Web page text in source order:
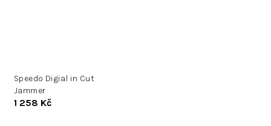
Speedo Digial in Cut
Jammer
1 258 Kč